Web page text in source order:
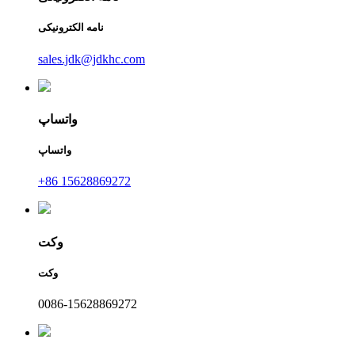
نامه الکترونیکی
sales.jdk@jdkhc.com
واتساپ
واتساپ
+86 15628869272
وکت
وکت
0086-15628869272